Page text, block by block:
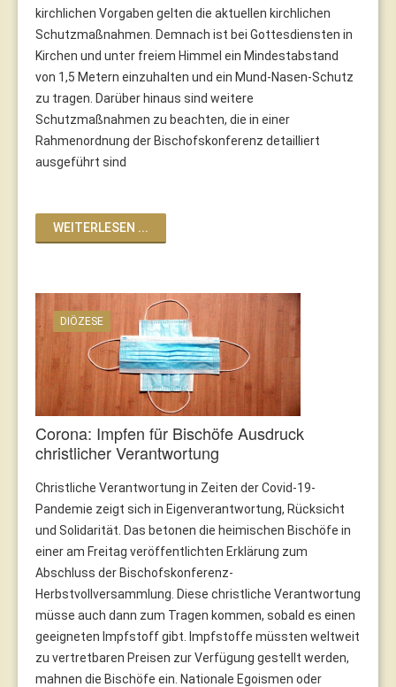
kirchlichen Vorgaben gelten die aktuellen kirchlichen
Schutzmaßnahmen. Demnach ist bei Gottesdiensten in
Kirchen und unter freiem Himmel ein Mindestabstand
von 1,5 Metern einzuhalten und ein Mund-Nasen-Schutz
zu tragen. Darüber hinaus sind weitere
Schutzmaßnahmen zu beachten, die in einer
Rahmenordnung der Bischofskonferenz detailliert
ausgeführt sind
WEITERLESEN ...
DIÖZESE
Corona: Impfen für Bischöfe Ausdruck
christlicher Verantwortung
Christliche Verantwortung in Zeiten der Covid-19-
Pandemie zeigt sich in Eigenverantwortung, Rücksicht
und Solidarität. Das betonen die heimischen Bischöfe in
einer am Freitag veröffentlichten Erklärung zum
Abschluss der Bischofskonferenz-
Herbstvollversammlung. Diese christliche Verantwortung
müsse auch dann zum Tragen kommen, sobald es einen
geeigneten Impfstoff gibt. Impfstoffe müssten weltweit
zu vertretbaren Preisen zur Verfügung gestellt werden,
mahnen die Bischöfe ein. Nationale Egoismen oder